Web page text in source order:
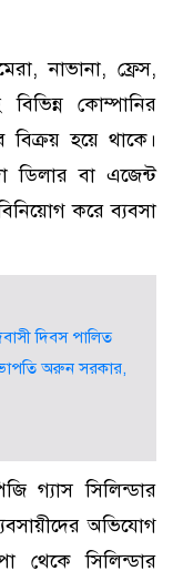
নাভানা, ফ্রেস,
কোম্পানির
বিক্রয় হয়ে থাকে।
ডিলার বা এজেন্ট
করে ব্যবসা
দিবস পালিত
অরুন সরকার,
গ্যাস সিলিন্ডার
অভিযোগ
থেকে সিলিন্ডার